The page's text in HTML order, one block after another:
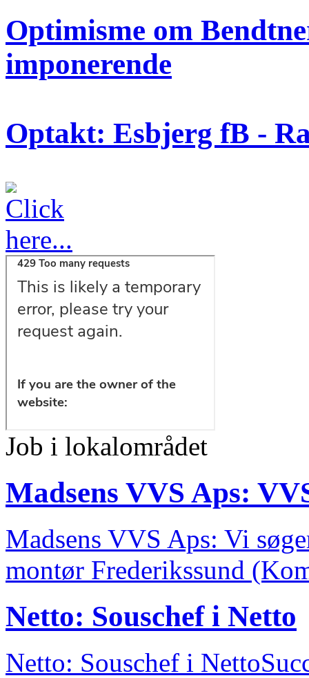
Optimisme om
imponerende
Optakt: Esbjerg fB -
Job i lokalområdet
Madsens VVS Aps:
Madsens VVS Aps: Vi
montør Frederikssund
Netto: Souschef i Netto
Netto: Souschef i